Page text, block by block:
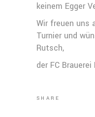
keinem Egger
Wir freuen uns
Turnier und
Rutsch,
der FC Brauerei
SHARE